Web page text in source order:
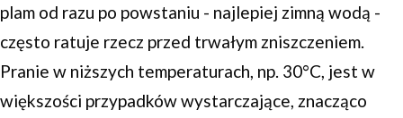
plam od razu po powstaniu - najlepiej zimną wodą -
często ratuje rzecz przed trwałym zniszczeniem.
Pranie w niższych temperaturach, np. 30°C, jest w
większości przypadków wystarczające, znacząco